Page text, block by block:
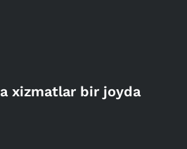
xizmatlar bir joyda